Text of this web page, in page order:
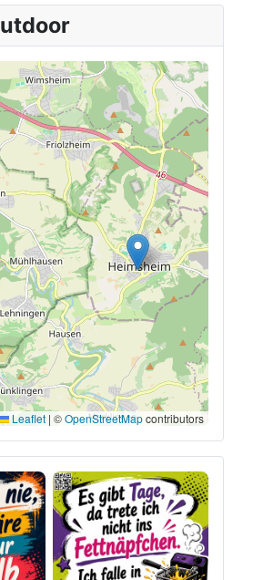
Leaflet | ©OpenStreetMapcontributors